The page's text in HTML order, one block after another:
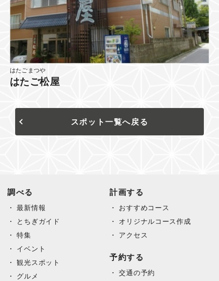
はたごまつや
はたご松屋
スポット一覧へ戻る
調べる
最新情報
とちぎガイド
特集
イベント
観光スポット
グルメ
計画する
おすすめコース
オリジナルコース作成
アクセス
予約する
交通の予約